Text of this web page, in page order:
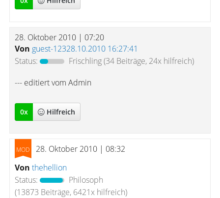
28. Oktober 2010 | 07:20
Von guest-12328.10.2010 16:27:41
Status:
Frischling(34 Beiträge, 24x hilfreich)
--- editiert vom Admin
0x Hilfreich
28. Oktober 2010 | 08:32
Von thehellion
Status:
Philosoph
(13873 Beiträge, 6421x hilfreich)